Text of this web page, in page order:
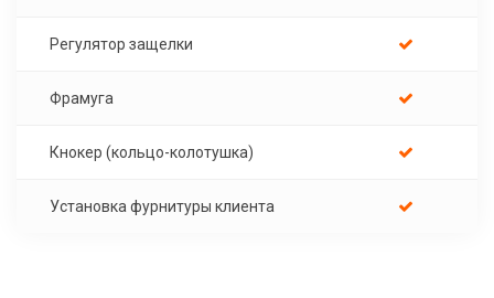
Регулятор защелки
Фрамуга
Кнокер (кольцо-колотушка)
Установка фурнитуры клиента